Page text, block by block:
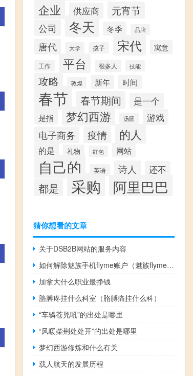
企业 供应商 元宵节
公司 冬天 冬季 品牌
唐代 大学 孩子 宋代 寓意
工作 平台 很多人 技能
攻略 敦煌 新年 时间
春节 春节期间 是一个
是指 梦幻西游 汤圆 游戏
电子商务 疫情 的人
的是 礼物 红包 网站
自己的 英语 诗人 还不
都是 采购 阿里巴巴
猜你想看的文章
关于DSB2B网站的服务内容
如何解除魅族手机flyme账户（魅族flyme账户破解）
加拿大什么职业最挣钱
胳膊疼挂什么科室（胳膊痛挂什么科）
“车辚苍兕吼”的出处是哪里
“风暖柴荆处处开”的出处是哪里
梦幻西游修炼和什么有关
载人航天的发展历程